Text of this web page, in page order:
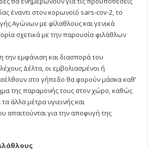
έναντι στον κορωνοϊό sars-cov-2, το
Αγώνων με φίλαθλους και γενικά
σχετικά με την παρουσία φιλάθλων
εμφάνιση και διασπορά του
Δέλτα, οι εμβολιασμένοι ή
στο γήπεδο θα φορούν μάσκα καθ’
της παραμονής τους στον χώρο, καθώς
άλλα μέτρα υγιεινής και
απαιτούνται για την αποφυγή της